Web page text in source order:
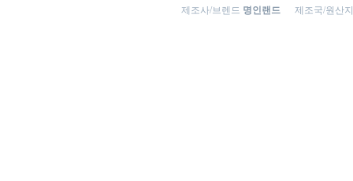
제조사/브렌드 명인랜드 제조국/원산